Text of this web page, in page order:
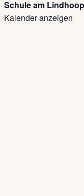
Schule am Lindhoop
Kalender anzeigen